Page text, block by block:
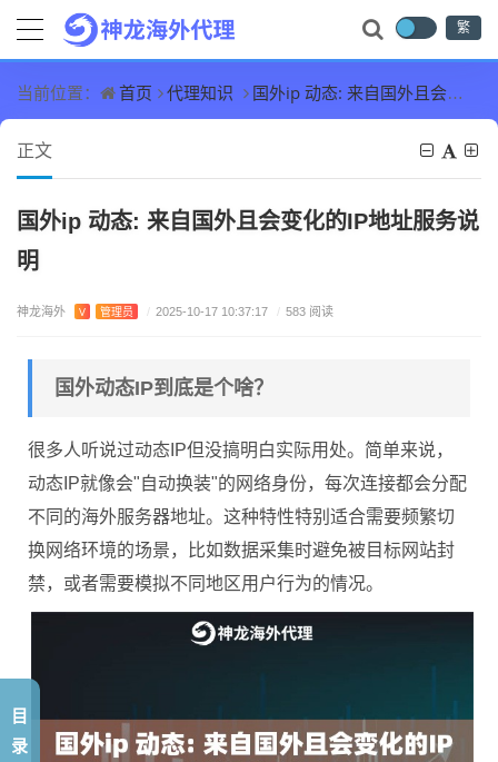
繁
当前位置： 首页 代理知识 国外ip 动态: 来自国外且会变化的IP地址服务说明
正文
国外ip 动态: 来自国外且会变化的IP地址服务说
明
神龙海外 V 管理员 / 2025-10-17 10:37:17 / 583 阅读
国外动态IP到底是个啥？
很多人听说过动态IP但没搞明白实际用处。简单来说，
动态IP就像会"自动换装"的网络身份，每次连接都会分配
不同的海外服务器地址。这种特性特别适合需要频繁切
换网络环境的场景，比如数据采集时避免被目标网站封
禁，或者需要模拟不同地区用户行为的情况。
目
录